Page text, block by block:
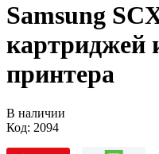
Samsung
картриджей
принтера
В наличии
Код: 2094